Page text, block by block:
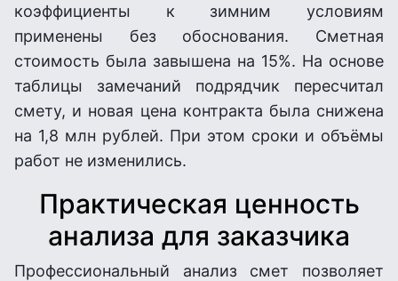
коэффициенты к зимним условиям
применены без обоснования. Сметная
стоимость была завышена на 15%. На основе
таблицы замечаний подрядчик пересчитал
смету, и новая цена контракта была снижена
на 1,8 млн рублей. При этом сроки и объёмы
работ не изменились.
Практическая ценность
анализа для заказчика
Профессиональный анализ смет позволяет